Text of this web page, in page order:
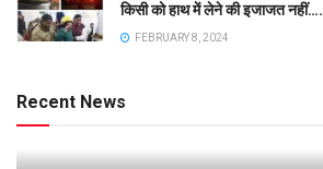
किसी को हाथ में लेने की इजाजत नहीं….
FEBRUARY 8, 2024
Recent News